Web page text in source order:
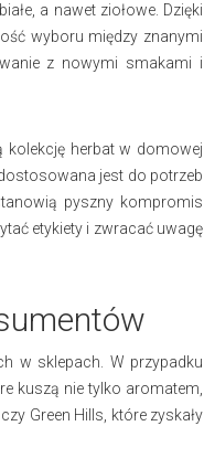
a nawet ziołowe. Dzięki
wyboru między znanymi
z nowymi smakami i
kolekcję herbat w domowej
jest do potrzeb
pyszny kompromis
etykiety i zwracać uwagę
w sklepach. W przypadku
kuszą nie tylko aromatem,
Green Hills, które zyskały